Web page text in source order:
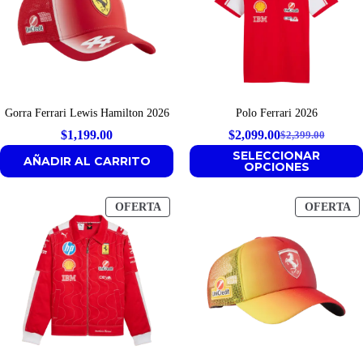
Gorra Ferrari Lewis Hamilton 2026
$1,199.00
AÑADIR AL CARRITO
Polo Ferrari 2026
$2,399.00
Original
price
$2,399.00.
$2,099.00
Current
price
$2,099.00.
SELECCIONAR
OPCIONES
OFERTAPRODUCTO
EN
OFERTA